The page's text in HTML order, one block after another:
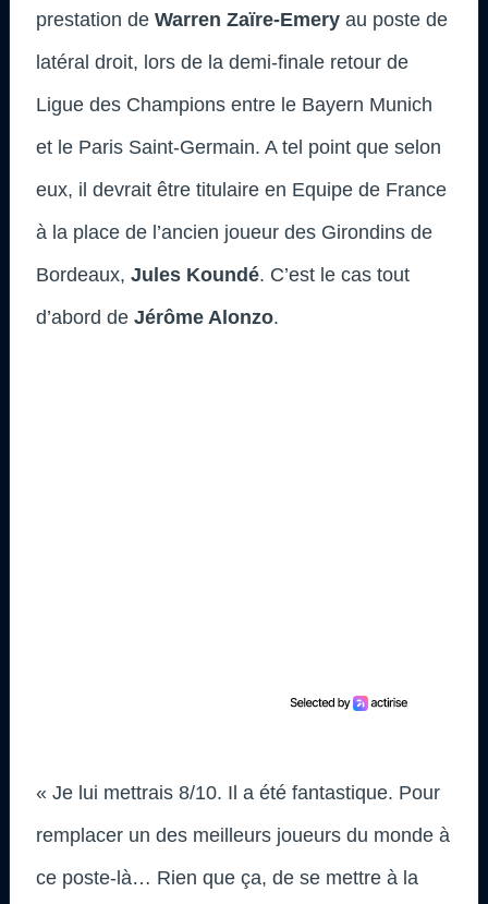
prestation de Warren Zaïre-Emery au poste de
latéral droit, lors de la demi-finale retour de
Ligue des Champions entre le Bayern Munich
et le Paris Saint-Germain. A tel point que selon
eux, il devrait être titulaire en Equipe de France
à la place de l’ancien joueur des Girondins de
Bordeaux, Jules Koundé. C’est le cas tout
d’abord de Jérôme Alonzo.
« Je lui mettrais 8/10. Il a été fantastique. Pour
remplacer un des meilleurs joueurs du monde à
ce poste-là… Rien que ça, de se mettre à la